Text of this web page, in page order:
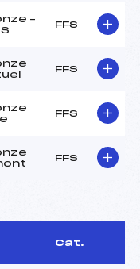
–
FFS
FFS
FFS
FFS
Cat.